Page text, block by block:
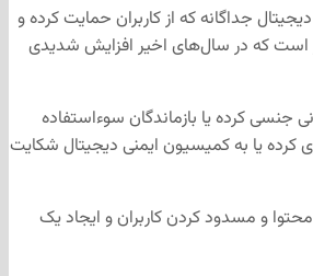
جداگانه که از کاربران حمایت کرده و
است که در سال‌های اخیر افزایش شدیدی
کرده یا بازماندگان سوءاستفاده
کرده یا به کمیسیون ایمنی دیجیتال شکایت
و مسدود کردن کاربران و ایجاد یک